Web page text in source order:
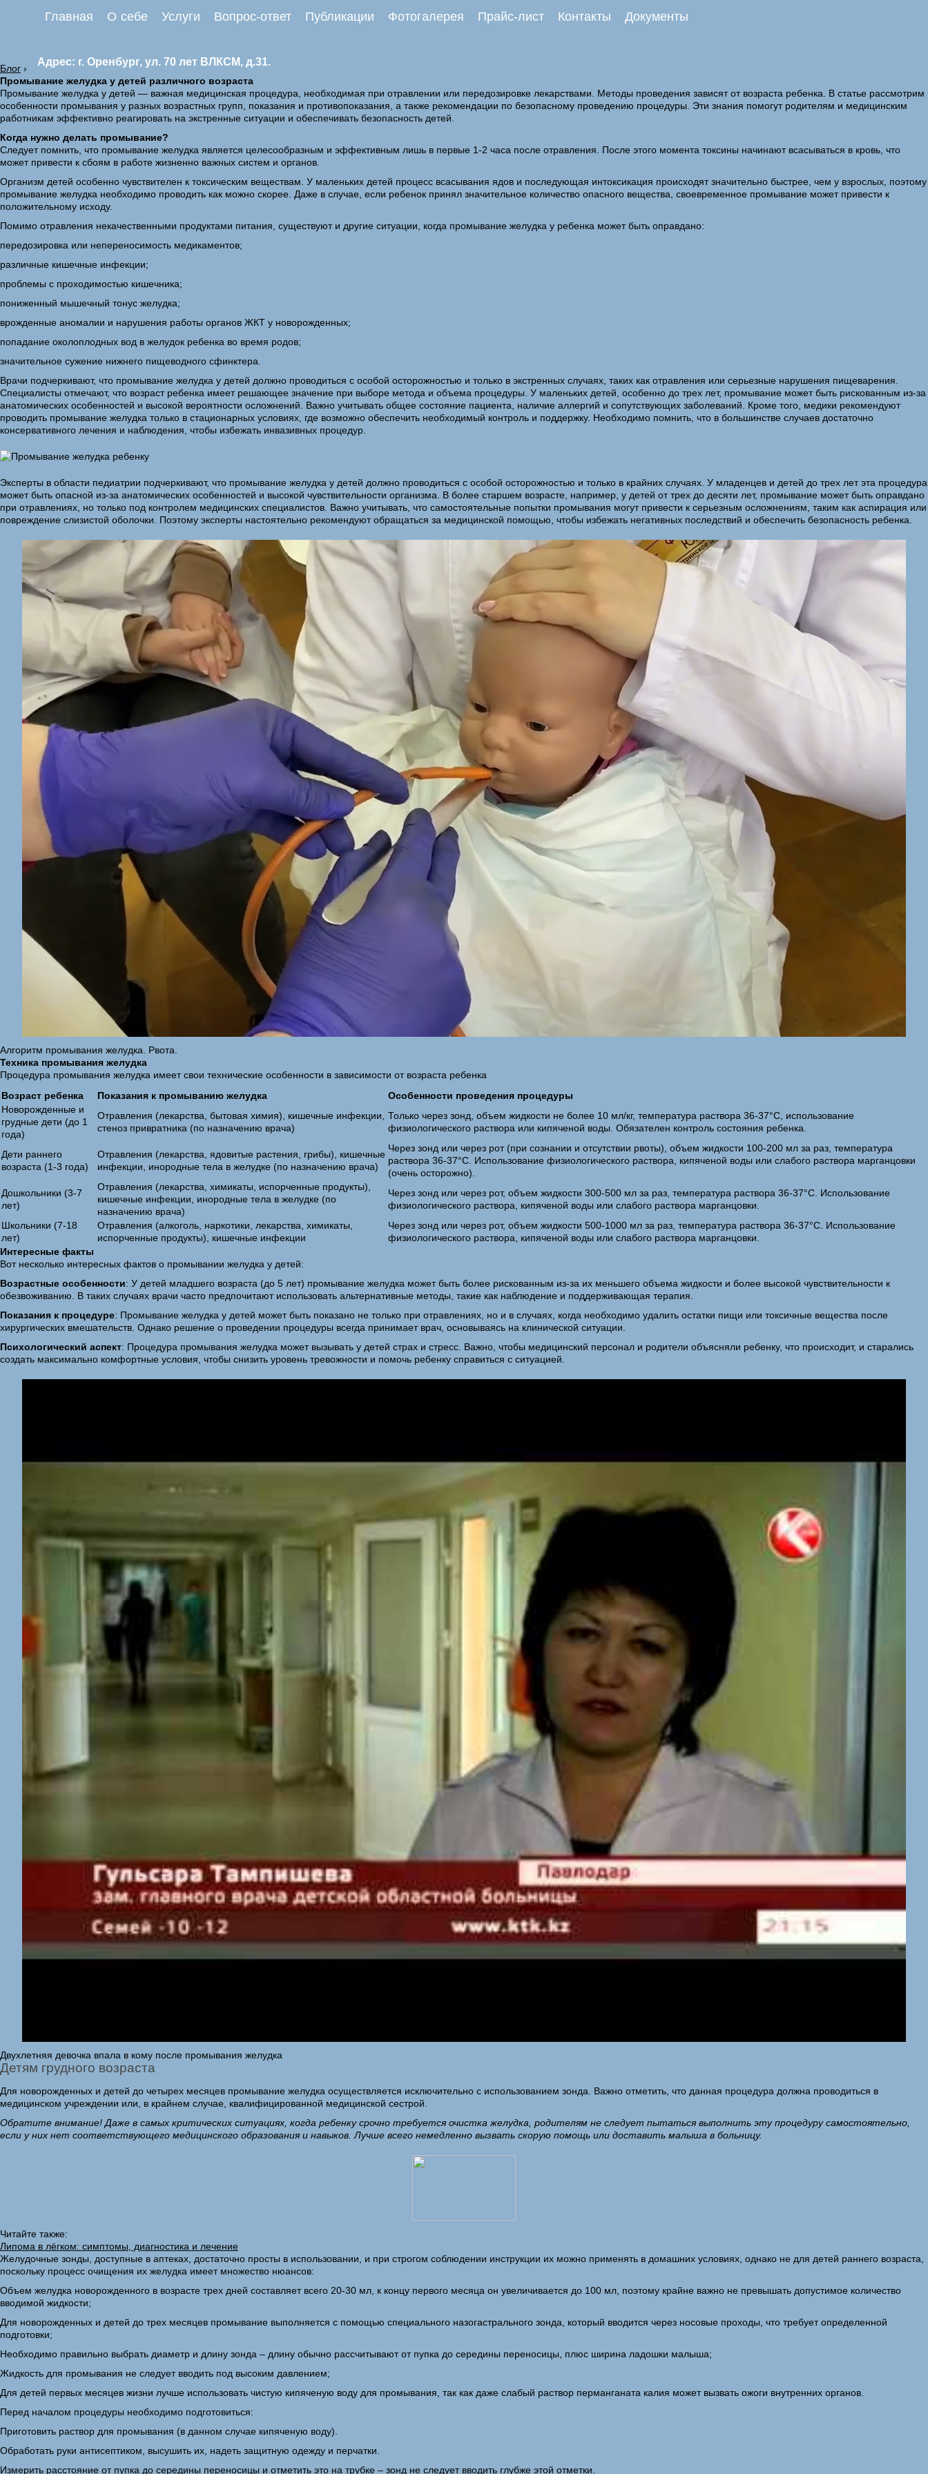
Главная О себе Услуги Вопрос-ответ Публикации Фотогалерея Прайс-лист Контакты Документы
Адрес: г. Оренбург, ул. 70 лет ВЛКСМ, д.31.
Блог ›
Промывание желудка у детей различного возраста
Промывание желудка у детей — важная медицинская процедура, необходимая при отравлении или передозировке лекарствами. Методы проведения зависят от возраста ребенка. В статье рассмотрим
особенности промывания у разных возрастных групп, показания и противопоказания, а также рекомендации по безопасному проведению процедуры. Эти знания помогут родителям и медицинским
работникам эффективно реагировать на экстренные ситуации и обеспечивать безопасность детей.
Когда нужно делать промывание?
Следует помнить, что промывание желудка является целесообразным и эффективным лишь в первые 1-2 часа после отравления. После этого момента токсины начинают всасываться в кровь, что
может привести к сбоям в работе жизненно важных систем и органов.
Организм детей особенно чувствителен к токсическим веществам. У маленьких детей процесс всасывания ядов и последующая интоксикация происходят значительно быстрее, чем у взрослых, поэтому
промывание желудка необходимо проводить как можно скорее. Даже в случае, если ребенок принял значительное количество опасного вещества, своевременное промывание может привести к
положительному исходу.
Помимо отравления некачественными продуктами питания, существуют и другие ситуации, когда промывание желудка у ребенка может быть оправдано:
передозировка или непереносимость медикаментов;
различные кишечные инфекции;
проблемы с проходимостью кишечника;
пониженный мышечный тонус желудка;
врожденные аномалии и нарушения работы органов ЖКТ у новорожденных;
попадание околоплодных вод в желудок ребенка во время родов;
значительное сужение нижнего пищеводного сфинктера.
Врачи подчеркивают, что промывание желудка у детей должно проводиться с особой осторожностью и только в экстренных случаях, таких как отравления или серьезные нарушения пищеварения.
Специалисты отмечают, что возраст ребенка имеет решающее значение при выборе метода и объема процедуры. У маленьких детей, особенно до трех лет, промывание может быть рискованным из-за
анатомических особенностей и высокой вероятности осложнений. Важно учитывать общее состояние пациента, наличие аллергий и сопутствующих заболеваний. Кроме того, медики рекомендуют
проводить промывание желудка только в стационарных условиях, где возможно обеспечить необходимый контроль и поддержку. Необходимо помнить, что в большинстве случаев достаточно
консервативного лечения и наблюдения, чтобы избежать инвазивных процедур.
Эксперты в области педиатрии подчеркивают, что промывание желудка у детей должно проводиться с особой осторожностью и только в крайних случаях. У младенцев и детей до трех лет эта процедура
может быть опасной из-за анатомических особенностей и высокой чувствительности организма. В более старшем возрасте, например, у детей от трех до десяти лет, промывание может быть оправдано
при отравлениях, но только под контролем медицинских специалистов. Важно учитывать, что самостоятельные попытки промывания могут привести к серьезным осложнениям, таким как аспирация или
повреждение слизистой оболочки. Поэтому эксперты настоятельно рекомендуют обращаться за медицинской помощью, чтобы избежать негативных последствий и обеспечить безопасность ребенка.
Алгоритм промывания желудка. Рвота.
Техника промывания желудка
Процедура промывания желудка имеет свои технические особенности в зависимости от возраста ребенка
Возраст ребенка
Показания к промыванию желудка
Особенности проведения процедуры
Новорожденные и
грудные дети (до 1
года)
Отравления (лекарства, бытовая химия), кишечные инфекции,
стеноз привратника (по назначению врача)
Только через зонд, объем жидкости не более 10 мл/кг, температура раствора 36-37°C, использование
физиологического раствора или кипяченой воды. Обязателен контроль состояния ребенка.
Дети раннего
возраста (1-3 года)
Отравления (лекарства, ядовитые растения, грибы), кишечные
инфекции, инородные тела в желудке (по назначению врача)
Через зонд или через рот (при сознании и отсутствии рвоты), объем жидкости 100-200 мл за раз, температура
раствора 36-37°C. Использование физиологического раствора, кипяченой воды или слабого раствора марганцовки
(очень осторожно).
Дошкольники (3-7
лет)
Отравления (лекарства, химикаты, испорченные продукты),
кишечные инфекции, инородные тела в желудке (по
назначению врача)
Через зонд или через рот, объем жидкости 300-500 мл за раз, температура раствора 36-37°C. Использование
физиологического раствора, кипяченой воды или слабого раствора марганцовки.
Школьники (7-18
лет)
Отравления (алкоголь, наркотики, лекарства, химикаты,
испорченные продукты), кишечные инфекции
Через зонд или через рот, объем жидкости 500-1000 мл за раз, температура раствора 36-37°C. Использование
физиологического раствора, кипяченой воды или слабого раствора марганцовки.
Интересные факты
Вот несколько интересных фактов о промывании желудка у детей:
Возрастные особенности: У детей младшего возраста (до 5 лет) промывание желудка может быть более рискованным из-за их меньшего объема жидкости и более высокой чувствительности к
обезвоживанию. В таких случаях врачи часто предпочитают использовать альтернативные методы, такие как наблюдение и поддерживающая терапия.
Показания к процедуре: Промывание желудка у детей может быть показано не только при отравлениях, но и в случаях, когда необходимо удалить остатки пищи или токсичные вещества после
хирургических вмешательств. Однако решение о проведении процедуры всегда принимает врач, основываясь на клинической ситуации.
Психологический аспект: Процедура промывания желудка может вызывать у детей страх и стресс. Важно, чтобы медицинский персонал и родители объясняли ребенку, что происходит, и старались
создать максимально комфортные условия, чтобы снизить уровень тревожности и помочь ребенку справиться с ситуацией.
Двухлетняя девочка впала в кому после промывания желудка
Детям грудного возраста
Для новорожденных и детей до четырех месяцев промывание желудка осуществляется исключительно с использованием зонда. Важно отметить, что данная процедура должна проводиться в
медицинском учреждении или, в крайнем случае, квалифицированной медицинской сестрой.
Обратите внимание! Даже в самых критических ситуациях, когда ребенку срочно требуется очистка желудка, родителям не следует пытаться выполнить эту процедуру самостоятельно,
если у них нет соответствующего медицинского образования и навыков. Лучше всего немедленно вызвать скорую помощь или доставить малыша в больницу.
Читайте также:
Липома в лёгком: симптомы, диагностика и лечение
Желудочные зонды, доступные в аптеках, достаточно просты в использовании, и при строгом соблюдении инструкции их можно применять в домашних условиях, однако не для детей раннего возраста,
поскольку процесс очищения их желудка имеет множество нюансов:
Объем желудка новорожденного в возрасте трех дней составляет всего 20-30 мл, к концу первого месяца он увеличивается до 100 мл, поэтому крайне важно не превышать допустимое количество
вводимой жидкости;
Для новорожденных и детей до трех месяцев промывание выполняется с помощью специального назогастрального зонда, который вводится через носовые проходы, что требует определенной
подготовки;
Необходимо правильно выбрать диаметр и длину зонда – длину обычно рассчитывают от пупка до середины переносицы, плюс ширина ладошки малыша;
Жидкость для промывания не следует вводить под высоким давлением;
Для детей первых месяцев жизни лучше использовать чистую кипяченую воду для промывания, так как даже слабый раствор перманганата калия может вызвать ожоги внутренних органов.
Перед началом процедуры необходимо подготовиться:
Приготовить раствор для промывания (в данном случае кипяченую воду).
Обработать руки антисептиком, высушить их, надеть защитную одежду и перчатки.
Измерить расстояние от пупка до середины переносицы и отметить это на трубке – зонд не следует вводить глубже этой отметки.